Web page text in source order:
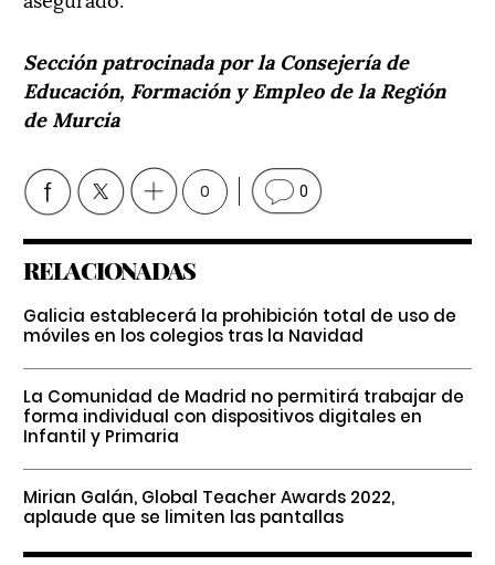
Sección patrocinada por la Consejería de
Educación, Formación y Empleo de la Región
de Murcia
0 0
RELACIONADAS
Galicia establecerá la prohibición total de uso de
móviles en los colegios tras la Navidad
La Comunidad de Madrid no permitirá trabajar de
forma individual con dispositivos digitales en
Infantil y Primaria
Mirian Galán, Global Teacher Awards 2022,
aplaude que se limiten las pantallas